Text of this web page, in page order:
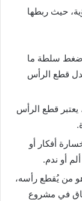
حيث ربطها
ضغط سلطة ما
قطع الرأس
يعتبر قطع الرأس
أفكار أو
أو ندم.
من يُقطع رأسه،
في مشروع